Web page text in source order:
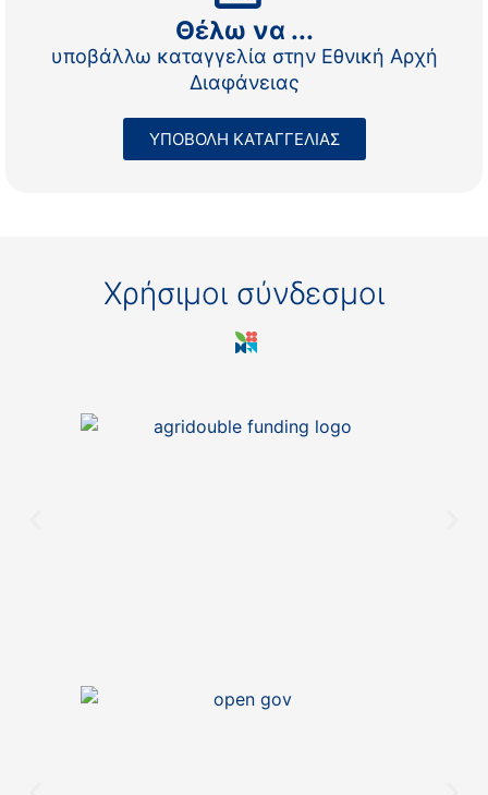
Θέλω να ...
υποβάλλω καταγγελία στην Εθνική Αρχή
Διαφάνειας
ΥΠΟΒΟΛΗ ΚΑΤΑΓΓΕΛΙΑΣ
Χρήσιμοι σύνδεσμοι